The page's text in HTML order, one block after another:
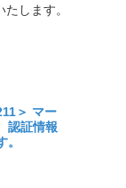
します。